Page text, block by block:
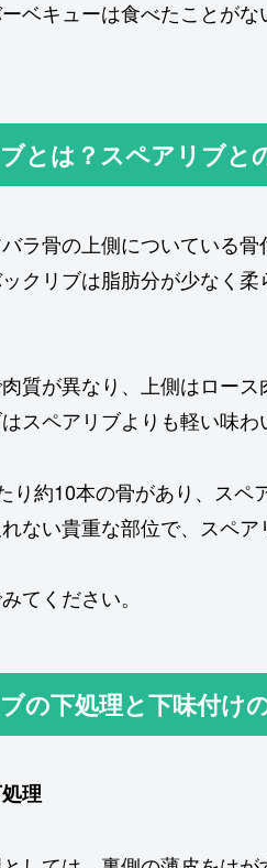
ベキューは食べたことが
とは？スペアリブと
ラ骨の上側についている
クリブは脂肪分が少なく
質が異なり、上側はロー
スペアリブよりも軽い味わ
り約10本の骨があり、スペ
ない貴重な部位で、スペア
てください。
の下処理と下味付け
理